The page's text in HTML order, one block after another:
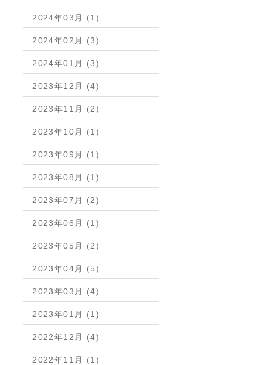
2024年03月 (1)
2024年02月 (3)
2024年01月 (3)
2023年12月 (4)
2023年11月 (2)
2023年10月 (1)
2023年09月 (1)
2023年08月 (1)
2023年07月 (2)
2023年06月 (1)
2023年05月 (2)
2023年04月 (5)
2023年03月 (4)
2023年01月 (1)
2022年12月 (4)
2022年11月 (1)